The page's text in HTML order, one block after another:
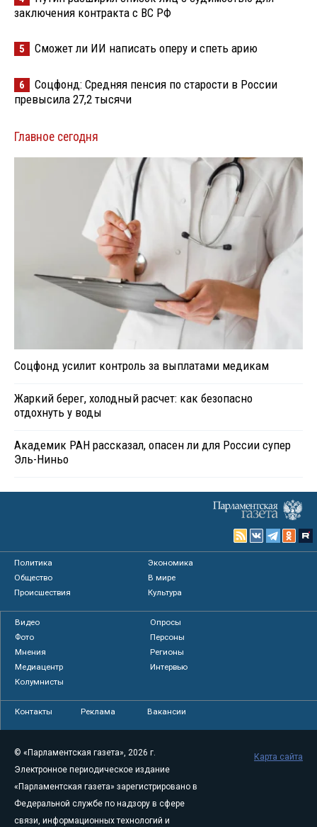
заключения контракта с ВС РФ
5 Сможет ли ИИ написать оперу и спеть арию
6
Соцфонд: Средняя пенсия по старости в России
превысила 27,2 тысячи
Главное сегодня
Соцфонд усилит контроль за выплатами медикам
Жаркий берег, холодный расчет: как безопасно
отдохнуть у воды
Академик РАН рассказал, опасен ли для России супер
Эль-Ниньо
Политика
Экономика
Общество
В мире
Происшествия
Культура
Видео
Опросы
Фото
Персоны
Мнения
Регионы
Медиацентр
Интервью
Колумнисты
Контакты Реклама Вакансии
© «Парламентская газета», 2026 г.
Электронное периодическое издание
«Парламентская газета» зарегистрировано в
Федеральной службе по надзору в сфере
связи, информационных технологий и
Карта сайта